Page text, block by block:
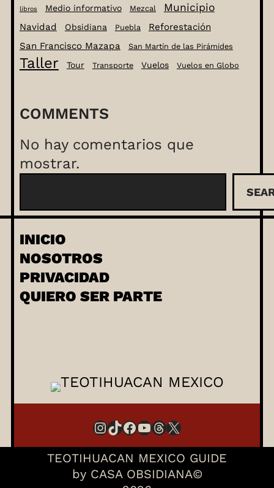
libros Medio informativo Mezcal Municipio
Navidad Obsidiana Puebla
Reforestación
San Francisco Mazapa
San Martín de las Pirámides
Taller Tour Transporte Vuelos Vuelos en Globo
COMMENTS
No hay comentarios que
mostrar.
s
c
a
r
INICIO
NOSOTROS
PRIVACIDAD
QUIERO SER PARTE
InstagramTikTok Facebook YouTube Threads X
TEOTIHUACAN MEXICO GUIDE
by CASA OBSIDIANA©